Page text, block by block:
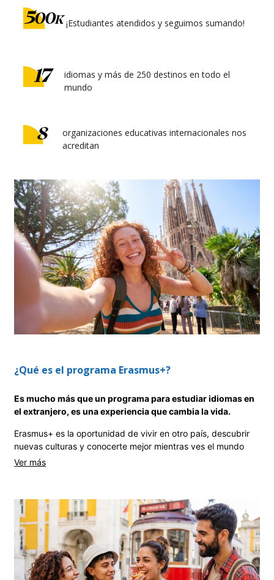
¡Estudiantes atendidos y seguimos sumando!
idiomas y más de 250 destinos en todo el
mundo
organizaciones educativas internacionales nos
acreditan
¿Qué es el programa Erasmus+?
Es mucho más que un programa para estudiar idiomas en
el extranjero, es una experiencia que cambia la vida.
Erasmus+ es la oportunidad de vivir en otro país, descubrir
nuevas culturas y conocerte mejor mientras ves el mundo
desde otra perspectiva. Imagina aprender un idioma no solo
calles de Berlín.
Si quieres mejorar tu inglés, español, francés o alemán,
Erasmus+ te ayuda a crecer a nivel académico, profesional y
personal, mientras vives en algunos de los destinos más
emocionantes de Europa.